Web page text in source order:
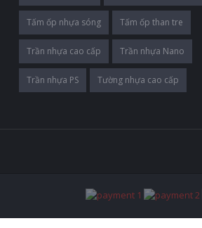
Tấm ốp nhựa sóng Tấm ốp than tre
Trần nhựa cao cấp Trần nhựa Nano
Trần nhựa PS Tường nhựa cao cấp